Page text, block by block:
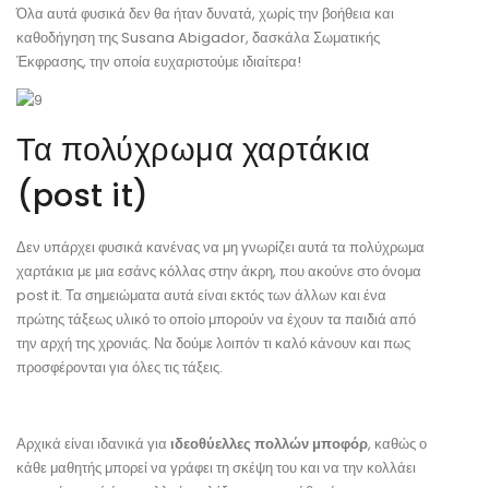
Όλα αυτά φυσικά δεν θα ήταν δυνατά, χωρίς την βοήθεια και
καθοδήγηση της Susana Abigador, δασκάλα Σωματικής
Έκφρασης, την οποία ευχαριστούμε ιδιαίτερα!
Τα πολύχρωμα χαρτάκια
(post it)
Δεν υπάρχει φυσικά κανένας να μη γνωρίζει αυτά τα πολύχρωμα
χαρτάκια με μια εσάνς κόλλας στην άκρη, που ακούνε στο όνομα
post it. Τα σημειώματα αυτά είναι εκτός των άλλων και ένα
πρώτης τάξεως υλικό το οποίο μπορούν να έχουν τα παιδιά από
την αρχή της χρονιάς. Να δούμε λοιπόν τι καλό κάνουν και πως
προσφέρονται για όλες τις τάξεις.
Αρχικά είναι ιδανικά για ιδεοθύελλες πολλών μποφόρ, καθώς ο
κάθε μαθητής μπορεί να γράφει τη σκέψη του και να την κολλάει